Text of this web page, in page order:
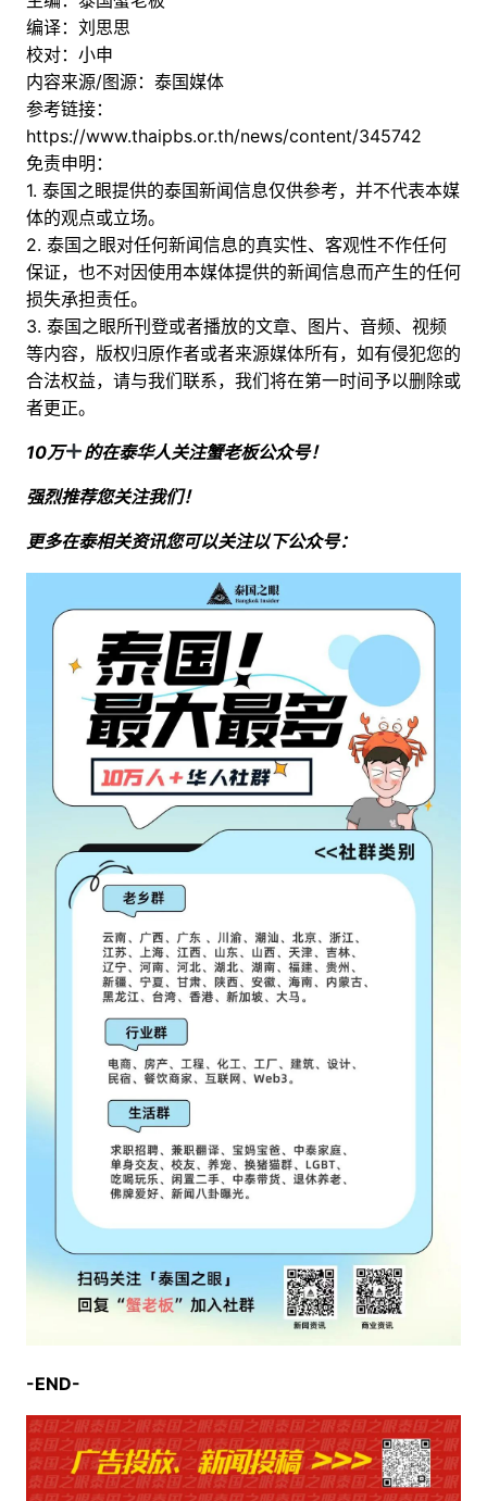
编译：刘思思
校对：小申
内容来源/图源：泰国媒体
参考链接：
https://www.thaipbs.or.th/news/content/345742
免责申明：
1. 泰国之眼提供的泰国新闻信息仅供参考，并不代表本媒
体的观点或立场。
2. 泰国之眼对任何新闻信息的真实性、客观性不作任何
保证，也不对因使用本媒体提供的新闻信息而产生的任何
损失承担责任。
3. 泰国之眼所刊登或者播放的文章、图片、音频、视频
等内容，版权归原作者或者来源媒体所有，如有侵犯您的
合法权益，请与我们联系，我们将在第一时间予以删除或
者更正。
10万 的在泰华人关注蟹老板公众号！
强烈推荐您关注我们！
更多在泰相关资讯您可以关注以下公众号：
-END-